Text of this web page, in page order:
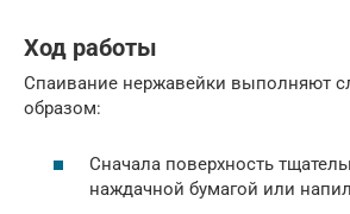
Ход работы
Спаивание нержавейки выполняют
образом:
Сначала поверхность
наждачной бумагой или